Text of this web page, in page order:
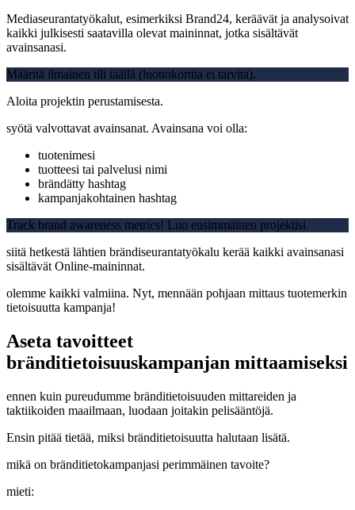
Mediaseurantatyökalut, esimerkiksi Brand24, keräävät ja analysoivat
kaikki julkisesti saatavilla olevat maininnat, jotka sisältävät
avainsanasi.
Määritä ilmainen tili täällä (luottokorttia ei tarvita).
Aloita projektin perustamisesta.
syötä valvottavat avainsanat. Avainsana voi olla:
tuotenimesi
tuotteesi tai palvelusi nimi
brändätty hashtag
kampanjakohtainen hashtag
Track brand awareness metrics! Luo ensimmäinen projektisi
siitä hetkestä lähtien brändiseurantatyökalu kerää kaikki avainsanasi
sisältävät Online-maininnat.
olemme kaikki valmiina. Nyt, mennään pohjaan mittaus tuotemerkin
tietoisuutta kampanja!
Aseta tavoitteet
bränditietoisuuskampanjan mittaamiseksi
ennen kuin pureudumme bränditietoisuuden mittareiden ja
taktiikoiden maailmaan, luodaan joitakin pelisääntöjä.
Ensin pitää tietää, miksi bränditietoisuutta halutaan lisätä.
mikä on bränditietokampanjasi perimmäinen tavoite?
mieti: